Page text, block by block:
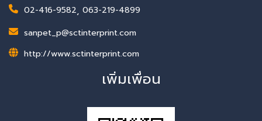
02-416-9582, 063-219-4899
sanpet_p@sctinterprint.com
http://www.sctinterprint.com
เพิ่มเพื่อน